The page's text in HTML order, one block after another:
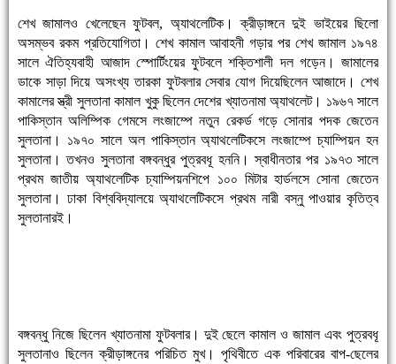
শেখ জামালও খেলেছেন ফুটবল, অ্যাথলেটিক। ক্রীড়াঙ্গনে দুই ভাইয়ের ছিলো
অসম্ভব রকম প্রতিযোগিতা। শেখ কামাল আবাহনী গড়ার পর শেখ জামাল ১৯৭৪
সালে ঐতিহ্যবাহী আজাদ স্পোর্টিংয়ের ফুটবলে শক্তিশালী দল গড়েন। জামালের
ডাকে সাড়া দিয়ে অসংখ্য তারকা ফুটবলার সেবার যোগ দিয়েছিলেন আজাদে। শেখ
কামালের স্ত্রী সুলতানা কামাল খুকু ছিলেন দেশের খ্যাতনামা অ্যাথলেট। ১৯৬৭ সালে
পাকিস্তান অলিম্পিক গেমসে লংজাম্পে নতুন রেকর্ড গড়ে সোনার পদক জেতেন
সুলতানা। ১৯৭০ সালে অল পাকিস্তান অ্যাথলেটিকসে লংজাম্পে চ্যাম্পিয়ন হন
সুলতানা। তখনও সুলতানা বঙ্গবন্ধুর পুত্রবধূ হননি। স্বাধীনতার পর ১৯৭৩ সালে
প্রথম জাতীয় অ্যাথলেটিক চ্যাম্পিয়নশিপে ১০০ মিটার হার্ডলসে সোনা জেতেন
সুলতানা। ঢাকা বিশ্ববিদ্যালয়ে অ্যাথলেটিকসে প্রথম নারী বস্নু পাওয়ার কৃতিত্ব
সুলতানারই।
বঙ্গবন্ধু নিজে ছিলেন খ্যাতনামা ফুটবলার। দুই ছেলে কামাল ও জামাল এবং পুত্রবধূ
সুলতানাও ছিলেন ক্রীড়াঙ্গনের পরিচিত মুখ। পৃথিবীতে এক পরিবারের বাপ-ছেলের